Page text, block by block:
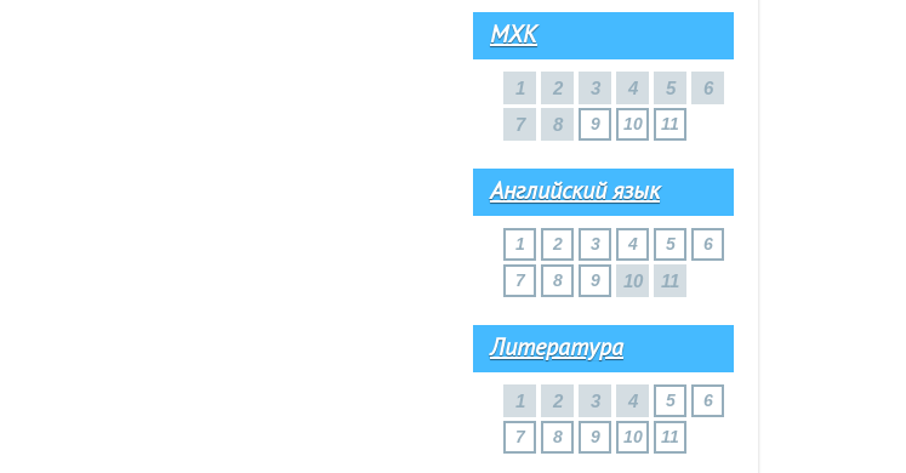
МХК
1 2 3 4 5
6
7
8 9 10 11
Английский язык
1 2 3 4 5
6
7
8 9 10 11
Литература
1 2 3 4 5
6
7
8 9 10 11